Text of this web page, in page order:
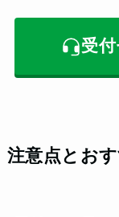
受
注意点とお